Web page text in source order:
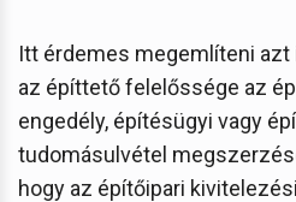
Itt érdemes megemlíteni azt
az építtető felelőssége az
engedély, építésügyi vagy
tudomásulvétel
hogy az építőipari